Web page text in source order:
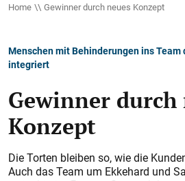
Home Gewinner durch neues Konzept
Menschen mit Behinderungen ins Team
integriert
Gewinner durch
Konzept
Die Torten bleiben so, wie die
Auch das Team um Ekkehard und